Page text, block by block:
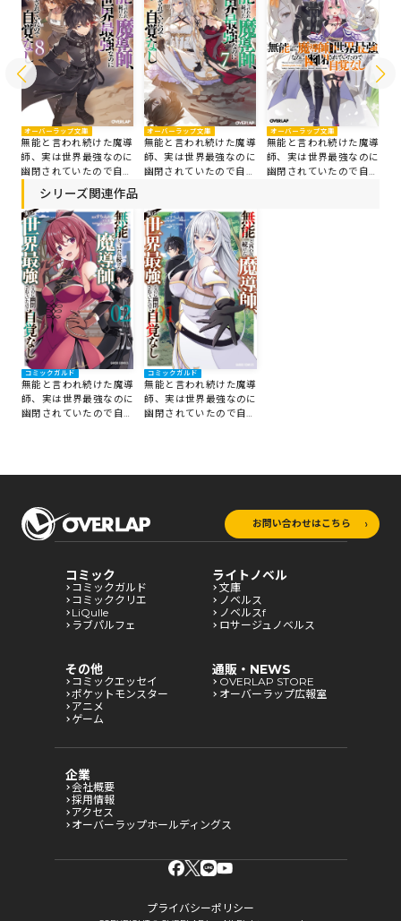
オーバーラップ文庫
無能と言われ続けた魔導
師、実は世界最強なのに
幽閉されていたので自覚
なし 8
オーバーラップ文庫
無能と言われ続けた魔導
師、実は世界最強なのに
幽閉されていたので自覚
オーバーラップ文庫
無能と言われ続けた魔導
師、実は世界最強なのに
幽閉されていたので自覚
シリーズ関連作品
コミックガルド
無能と言われ続けた魔導
師、実は世界最強なのに
幽閉されていたので自覚
コミックガルド
無能と言われ続けた魔導
師、実は世界最強なのに
幽閉されていたので自覚
お問い合わせはこちら
コミック
コミックガルド
コミッククリエ
LiQulle
ラブパルフェ
ライトノベル
文庫
ノベルス
ノベルスf
ロサージュノベルス
その他
コミックエッセイ
ポケットモンスター
アニメ
ゲーム
通販・NEWS
OVERLAP STORE
オーバーラップ広報室
企業
会社概要
採用情報
アクセス
オーバーラップホールディングス
プライバシーポリシー